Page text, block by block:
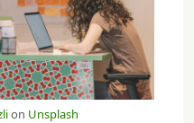
on Unsplash